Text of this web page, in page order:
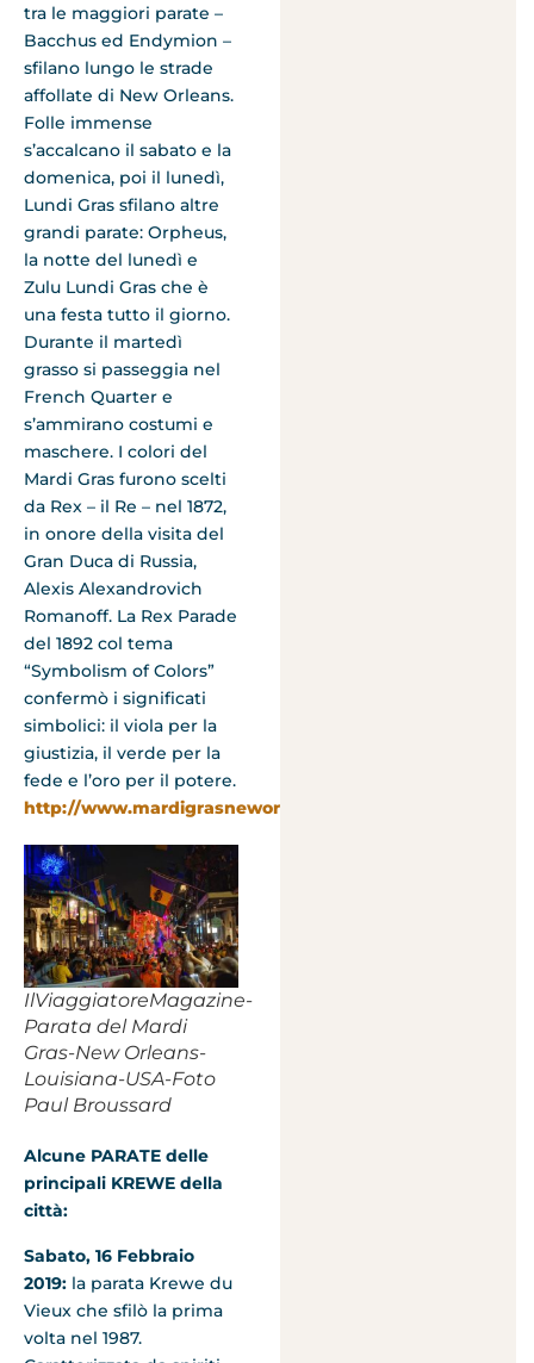
tra le maggiori parate –
Bacchus ed Endymion –
sfilano lungo le strade
affollate di New Orleans.
Folle immense
s’accalcano il sabato e la
domenica, poi il lunedì,
Lundi Gras sfilano altre
grandi parate: Orpheus,
la notte del lunedì e
Zulu Lundi Gras che è
una festa tutto il giorno.
Durante il martedì
grasso si passeggia nel
French Quarter e
s’ammirano costumi e
maschere. I colori del
Mardi Gras furono scelti
da Rex – il Re – nel 1872,
in onore della visita del
Gran Duca di Russia,
Alexis Alexandrovich
Romanoff. La Rex Parade
del 1892 col tema
“Symbolism of Colors”
confermò i significati
simbolici: il viola per la
giustizia, il verde per la
fede e l’oro per il potere.
http://www.mardigrasneworleans.com/
IlViaggiatoreMagazine-
Parata del Mardi
Gras-New Orleans-
Louisiana-USA-Foto
Paul Broussard
Alcune PARATE delle
principali KREWE della
città:
Sabato, 16 Febbraio
2019: la parata Krewe du
Vieux che sfilò la prima
volta nel 1987.